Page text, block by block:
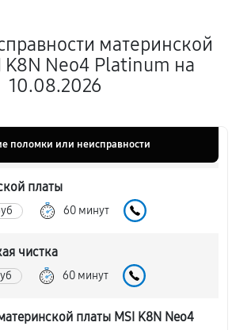
материнской
K8N Neo4 Platinum на
10.08.2026
поломки или неисправности
платы
60 минут
чистка
60 минут
платы MSI K8N Neo4